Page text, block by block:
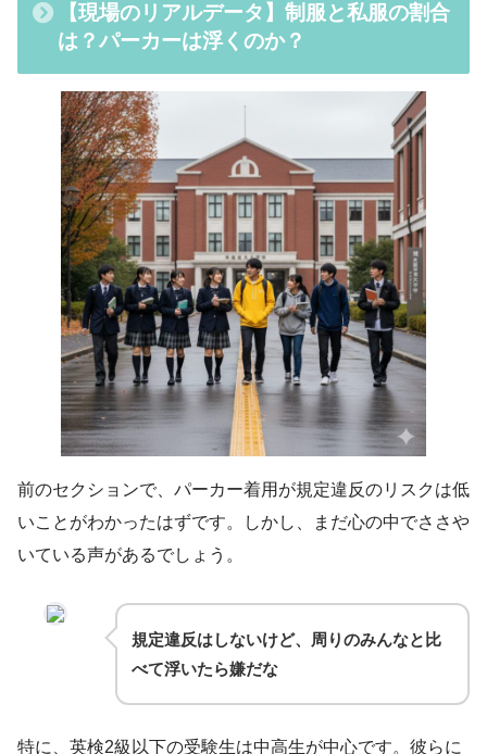
【現場のリアルデータ】制服と私服の割合
は？パーカーは浮くのか？
前のセクションで、パーカー着用が規定違反のリスクは低
いことがわかったはずです。しかし、まだ心の中でささや
いている声があるでしょう。
規定違反はしないけど、周りのみんなと比
べて浮いたら嫌だな
特に、英検2級以下の受験生は中高生が中心です。彼らに